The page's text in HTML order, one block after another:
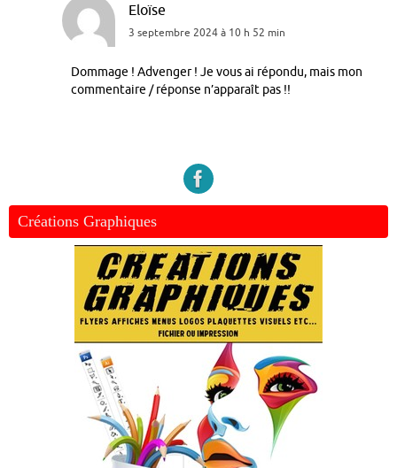
Eloïse
3 septembre 2024 à 10 h 52 min
Dommage ! Advenger ! Je vous ai répondu, mais mon
commentaire / réponse n’apparaît pas !!
Créations Graphiques